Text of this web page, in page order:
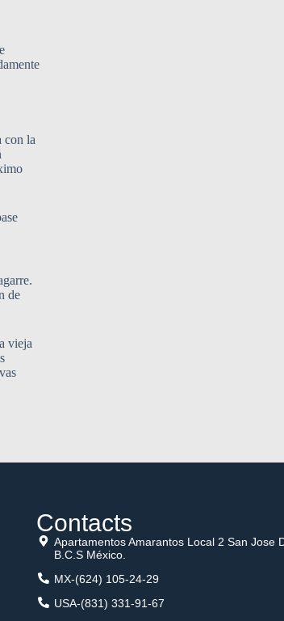
con la
de
vieja
Contacts
Apartamentos Amarantos Local 2 San Jose
B.C.S México.
MX-(624) 105-24-29
USA-(831) 331-91-67